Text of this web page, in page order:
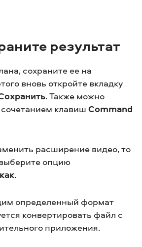
результат
сохраните ее на
вновь откройте вкладку
. Также можно
клавиш Command
расширение видео, то
опцию
.
определенный формат
конвертировать файл с
приложения.